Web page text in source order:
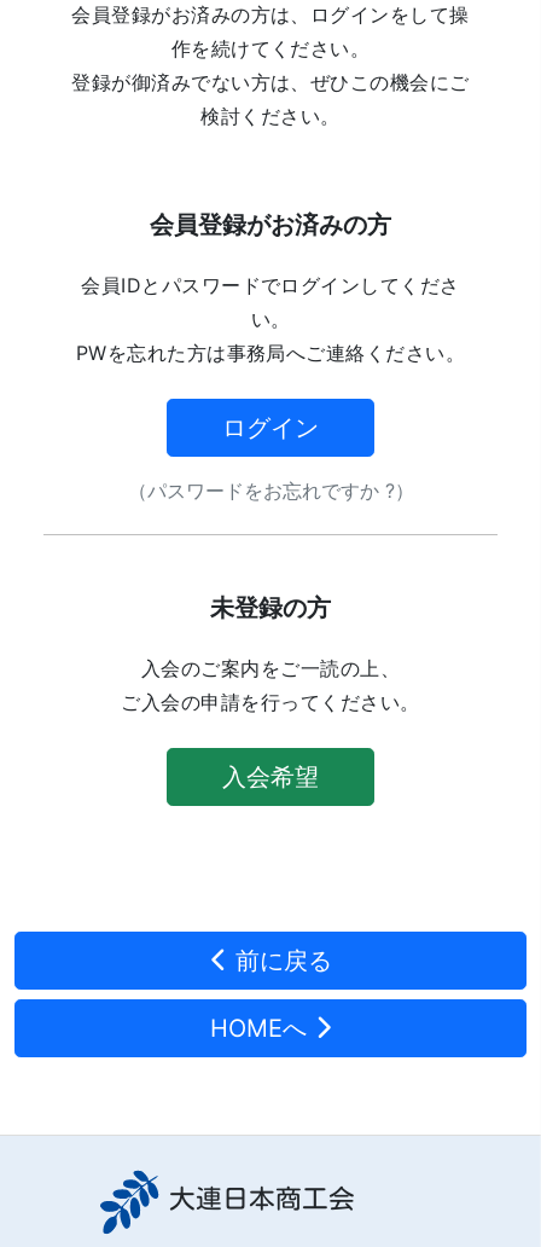
会員登録がお済みの方は、ログインをして操
作を続けてください。
登録が御済みでない方は、ぜひこの機会にご
検討ください。
会員登録がお済みの方
会員IDとパスワードでログインしてくださ
い。
PWを忘れた方は事務局へご連絡ください。
ログイン
（パスワードをお忘れですか ?）
未登録の方
入会のご案内をご一読の上、
ご入会の申請を行ってください。
入会希望
前に戻る
HOMEへ
大連日本商工会